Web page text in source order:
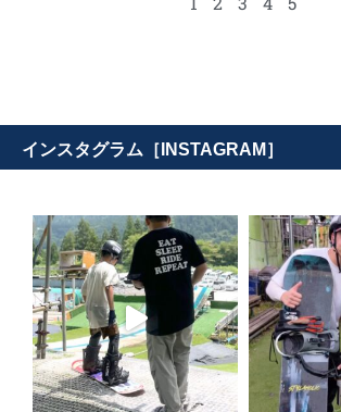
インスタグラム［INSTAGRAM］